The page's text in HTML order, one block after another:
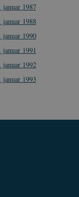
1987
1988
1990
1991
1992
1993